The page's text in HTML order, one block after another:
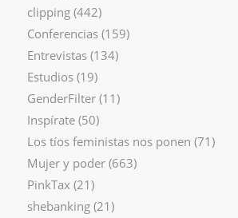
clipping(442)
Conferencias(159)
Entrevistas(134)
Estudios(19)
GenderFilter(11)
Inspírate(50)
Los tíos feministas nos ponen (71)
Mujer y poder(663)
PinkTax (21)
shebanking(21)